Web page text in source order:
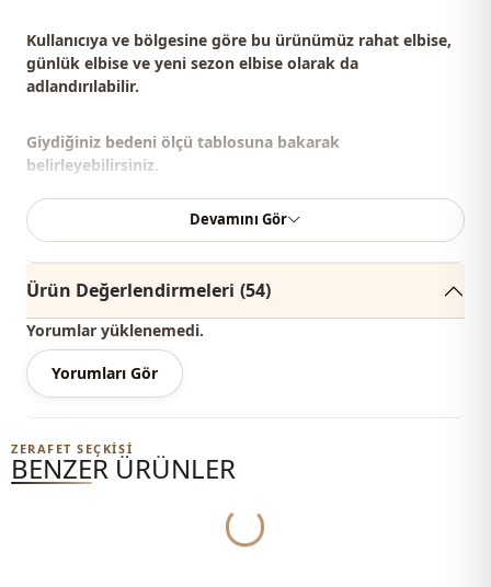
Kullanıcıya ve bölgesine göre bu ürünümüz rahat elbise,
günlük elbise ve yeni sezon elbise olarak da
adlandırılabilir.
Giydiğiniz bedeni ölçü tablosuna bakarak
belirleyebilirsiniz.
Not
: Ürünün çekimlerinde konsept çekimlerinden dolayı
ton farklılığı olabilir.
Yıkama: 30 derecede sıktırmadan yıkayabilirsiniz.
%90 Pamuk , %10 Polyester
Yaka
Kumaş Krep
Pamuk
Devamını Gör
Ürün Değerlendirmeleri (54)
Yorumlar yüklenemedi.
Yorumları Gör
ZERAFET SEÇKISI
BENZER ÜRÜNLER